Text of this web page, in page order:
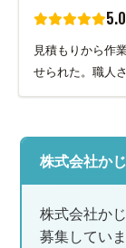
5.0
見積もりから作
せられた。職人
株式会社か
株式会社か
募集してい